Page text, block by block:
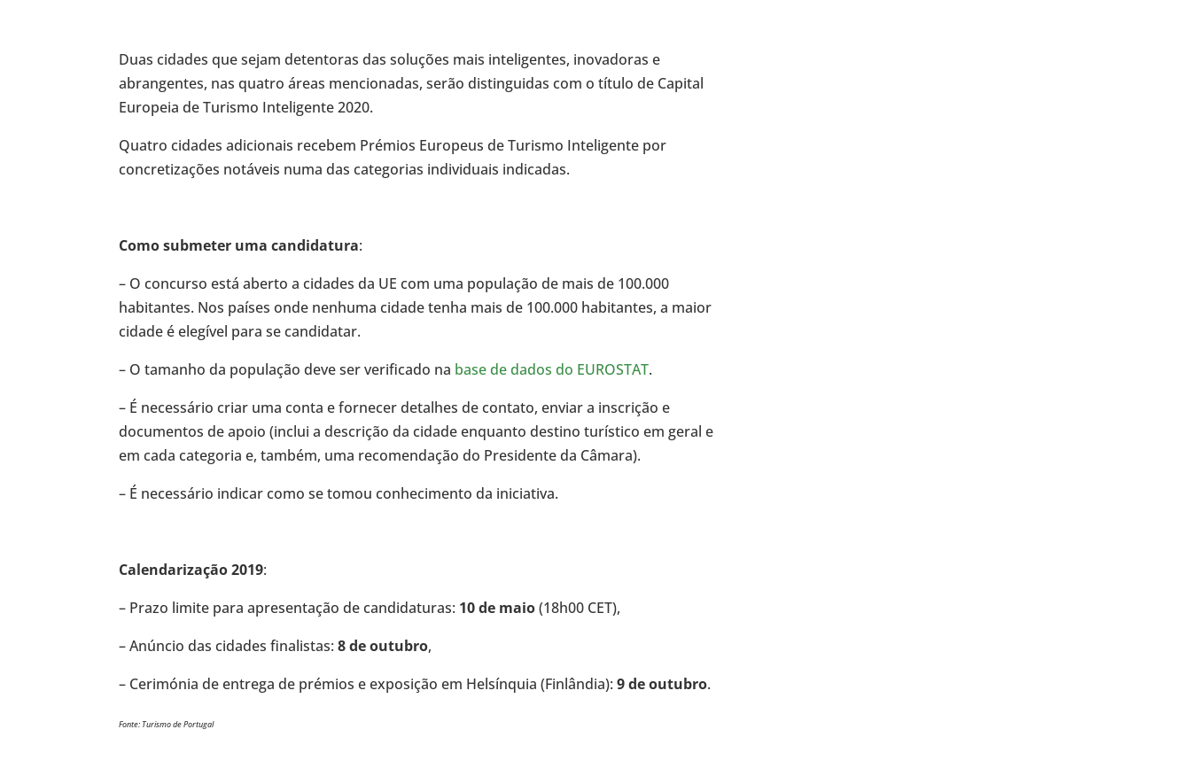
Duas cidades que sejam detentoras das soluções mais inteligentes, inovadoras e
abrangentes, nas quatro áreas mencionadas, serão distinguidas com o título de Capital
Europeia de Turismo Inteligente 2020.
Quatro cidades adicionais recebem Prémios Europeus de Turismo Inteligente por
concretizações notáveis numa das categorias individuais indicadas.
Como submeter uma candidatura:
– O concurso está aberto a cidades da UE com uma população de mais de 100.000
habitantes. Nos países onde nenhuma cidade tenha mais de 100.000 habitantes, a maior
cidade é elegível para se candidatar.
– O tamanho da população deve ser verificado na base de dados do EUROSTAT.
– É necessário criar uma conta e fornecer detalhes de contato, enviar a inscrição e
documentos de apoio (inclui a descrição da cidade enquanto destino turístico em geral e
em cada categoria e, também, uma recomendação do Presidente da Câmara).
– É necessário indicar como se tomou conhecimento da iniciativa.
Calendarização 2019:
– Prazo limite para apresentação de candidaturas: 10 de maio(18h00 CET),
– Anúncio das cidades finalistas:8 de outubro,
– Cerimónia de entrega de prémios e exposição em Helsínquia (Finlândia):9 de outubro.
Fonte: Turismo de Portugal